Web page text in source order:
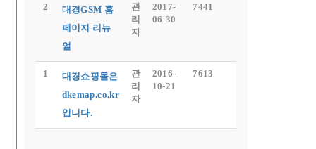
2
대경GSM 홈
페이지 리뉴
얼
관
리
자
2017-
06-30
7441
1
대경쇼핑몰은
dkemap.co.kr
입니다.
관
리
자
2016-
10-21
7613